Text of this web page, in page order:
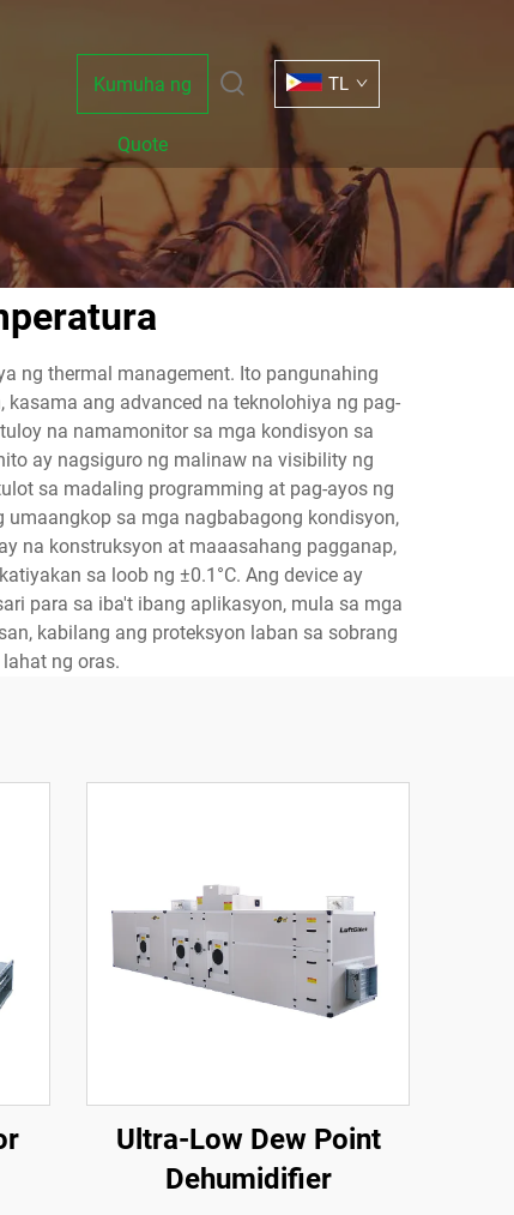
Kumuha ng
Quote
TL
ng thermal management. Ito pangunahing
ang advanced na teknolohiya ng pag-
na namamonitor sa mga kondisyon sa
ay nagsiguro ng malinaw na visibility ng
sa madaling programming at pag-ayos ng
sa mga nagbabagong kondisyon,
na konstruksyon at maaasahang pagganap,
sa loob ng ±0.1°C. Ang device ay
para sa iba't ibang aplikasyon, mula sa mga
kabilang ang proteksyon laban sa sobrang
ng oras.
Ultra-Low Dew Point
Dehumidifier